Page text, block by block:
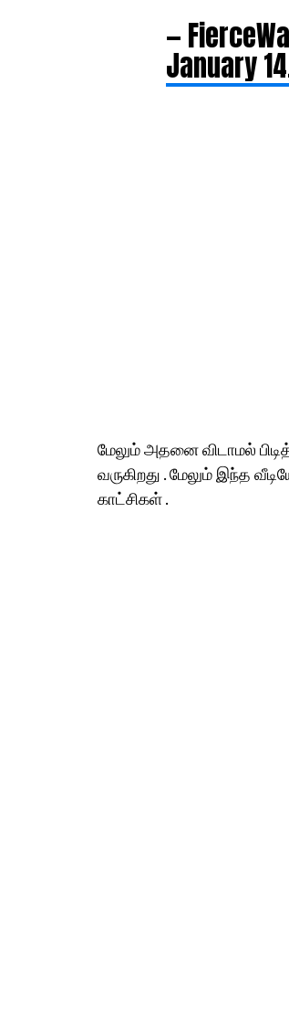
—
January
மேலும் அதனை விடாமல்
வருகிறது . மேலும் இந்த
காட்சிகள் .